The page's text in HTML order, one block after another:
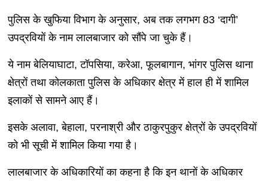
पुलिस के खुफिया विभाग के अनुसार, अब तक लगभग 83 ‘दागी’
उपद्रवियों के नाम लालबाजार को सौंपे जा चुके हैं।
ये नाम बेलियाघाटा, टॉपसिया, करेआ, फूलबागान, भांगर पुलिस थाना
क्षेत्रों तथा कोलकाता पुलिस के अधिकार क्षेत्र में हाल ही में शामिल
इलाकों से सामने आए हैं।
इसके अलावा, बेहाला, परनाश्री और ठाकुरपुकुर क्षेत्रों के उपद्रवियों
को भी सूची में शामिल किया गया है।
लालबाजार के अधिकारियों का कहना है कि इन थानों के अधिकार